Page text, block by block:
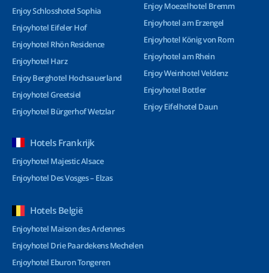
Enjoy Schlosshotel Sophia
Enjoyhotel Eifeler Hof
Enjoyhotel Rhön Residence
Enjoyhotel Harz
Enjoy Berghotel Hochsauerland
Enjoyhotel Greetsiel
Enjoyhotel Bürgerhof Wetzlar
Enjoy Moezelhotel Bremm
Enjoyhotel am Erzengel
Enjoyhotel König von Rom
Enjoyhotel am Rhein
Enjoy Weinhotel Veldenz
Enjoyhotel Bottler
Enjoy Eifelhotel Daun
Hotels Frankrijk
Enjoyhotel Majestic Alsace
Enjoyhotel Des Vosges – Elzas
Hotels België
Enjoyhotel Maison des Ardennes
Enjoyhotel Drie Paardekens Mechelen
Enjoyhotel Eburon Tongeren